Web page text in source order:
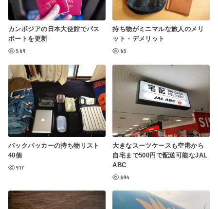
カンボジアの日本大使館でパス
ポートを更新
569
持ち物がミニマルな旅人のメリ
ット・デメリット
65
バックパッカーの持ち物リスト
40個
917
大きなスーツケースも空港から
自宅まで500円で配送可能なJAL
ABC
694